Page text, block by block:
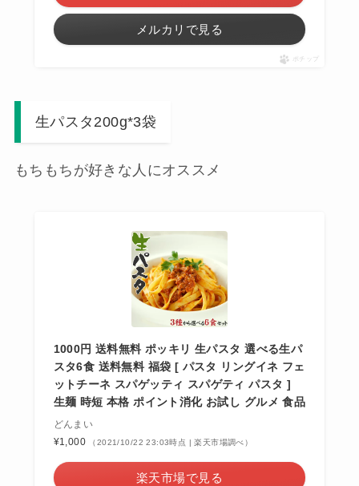
メルカリで見る
ポチップ
生パスタ200g*3袋
もちもちが好きな人にオススメ
1000円 送料無料 ポッキリ 生パスタ 選べる生パ
スタ6食 送料無料 福袋 [ パスタ リングイネ フェ
ットチーネ スパゲッティ スパゲティ パスタ ]
生麺 時短 本格 ポイント消化 お試し グルメ 食品
どんまい
¥1,000
（2021/10/22 23:03時点 | 楽天市場調べ）
楽天市場で見る